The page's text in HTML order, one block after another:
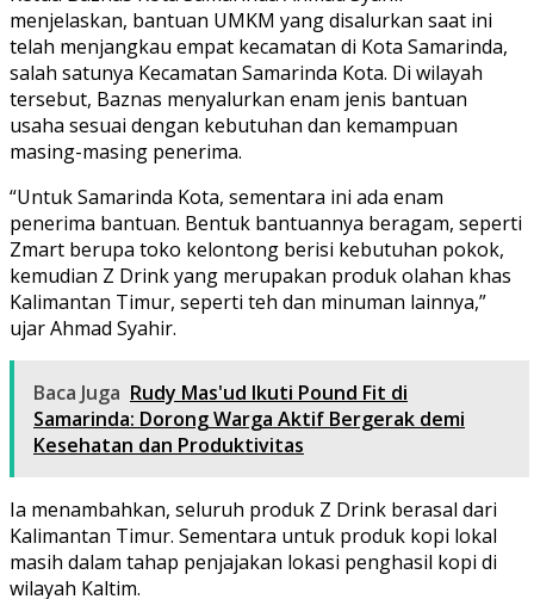
menjelaskan, bantuan UMKM yang disalurkan saat ini
telah menjangkau empat kecamatan di Kota Samarinda,
salah satunya Kecamatan Samarinda Kota. Di wilayah
tersebut, Baznas menyalurkan enam jenis bantuan
usaha sesuai dengan kebutuhan dan kemampuan
masing-masing penerima.
“Untuk Samarinda Kota, sementara ini ada enam
penerima bantuan. Bentuk bantuannya beragam, seperti
Zmart berupa toko kelontong berisi kebutuhan pokok,
kemudian Z Drink yang merupakan produk olahan khas
Kalimantan Timur, seperti teh dan minuman lainnya,”
ujar Ahmad Syahir.
Baca Juga Rudy Mas'ud Ikuti Pound Fit di
Samarinda: Dorong Warga Aktif Bergerak demi
Kesehatan dan Produktivitas
Ia menambahkan, seluruh produk Z Drink berasal dari
Kalimantan Timur. Sementara untuk produk kopi lokal
masih dalam tahap penjajakan lokasi penghasil kopi di
wilayah Kaltim.